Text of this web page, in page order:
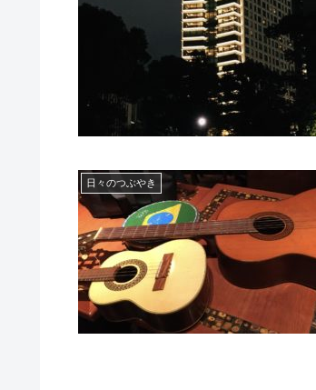
日々のつぶやき